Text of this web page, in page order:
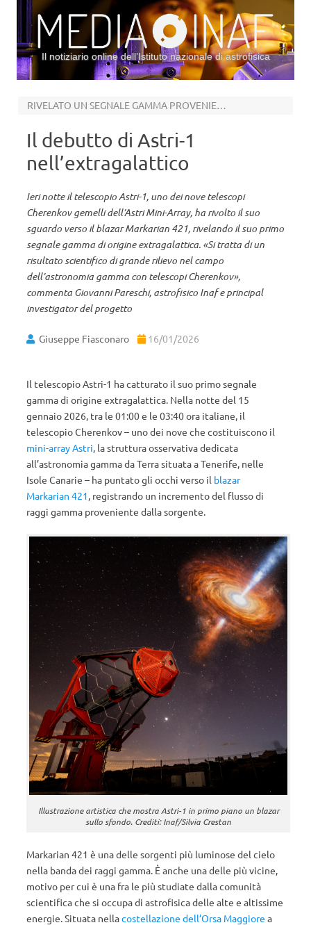
Il notiziario online dell’Istituto nazionale di astrofisica
RIVELATO UN SEGNALE GAMMA PROVENIENTE DA MARKARIAN 421
Il debutto di Astri-1
nell’extragalattico
Ieri notte il telescopio Astri-1, uno dei nove telescopi
Cherenkov gemelli dell’Astri Mini-Array, ha rivolto il suo
sguardo verso il blazar Markarian 421, rivelando il suo primo
segnale gamma di origine extragalattica. «Si tratta di un
risultato scientifico di grande rilievo nel campo
dell’astronomia gamma con telescopi Cherenkov»,
commenta Giovanni Pareschi, astrofisico Inaf e principal
investigator del progetto
Giuseppe Fiasconaro 16/01/2026
Il telescopio Astri-1 ha catturato il suo primo segnale
gamma di origine extragalattica. Nella notte del 15
gennaio 2026, tra le 01:00 e le 03:40 ora italiane, il
telescopio Cherenkov – uno dei nove che costituiscono il
mini-array Astri, la struttura osservativa dedicata
all’astronomia gamma da Terra situata a Tenerife, nelle
Isole Canarie – ha puntato gli occhi verso il blazar
Markarian 421, registrando un incremento del flusso di
raggi gamma proveniente dalla sorgente.
Illustrazione artistica che mostra Astri-1 in primo piano un blazar
sullo sfondo. Crediti: Inaf/Silvia Crestan
Markarian 421 è una delle sorgenti più luminose del cielo
nella banda dei raggi gamma. È anche una delle più vicine,
motivo per cui è una fra le più studiate dalla comunità
scientifica che si occupa di astrofisica delle alte e altissime
energie.Situata nellacostellazione dell’Orsa Maggiore a